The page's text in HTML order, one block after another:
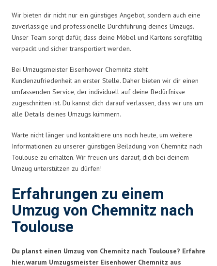
Wir bieten dir nicht nur ein günstiges Angebot, sondern auch eine
zuverlässige und professionelle Durchführung deines Umzugs.
Unser Team sorgt dafür, dass deine Möbel und Kartons sorgfältig
verpackt und sicher transportiert werden.
Bei Umzugsmeister Eisenhower Chemnitz steht
Kundenzufriedenheit an erster Stelle. Daher bieten wir dir einen
umfassenden Service, der individuell auf deine Bedürfnisse
zugeschnitten ist. Du kannst dich darauf verlassen, dass wir uns um
alle Details deines Umzugs kümmern.
Warte nicht länger und kontaktiere uns noch heute, um weitere
Informationen zu unserer günstigen Beiladung von Chemnitz nach
Toulouse zu erhalten. Wir freuen uns darauf, dich bei deinem
Umzug unterstützen zu dürfen!
Erfahrungen zu einem
Umzug von Chemnitz nach
Toulouse
Du planst einen Umzug von Chemnitz nach Toulouse? Erfahre
hier, warum Umzugsmeister Eisenhower Chemnitz aus